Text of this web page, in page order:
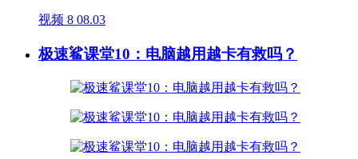
视频 8 08.03
极速鲨课堂10：电脑越用越卡有救吗？